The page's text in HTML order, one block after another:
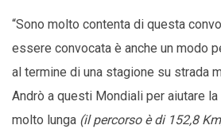
“Sono molto contenta di questa
essere convocata è anche un modo
al termine di una stagione su strada
Andrò a questi Mondiali per aiutare la
molto lunga (il percorso è di 152,8